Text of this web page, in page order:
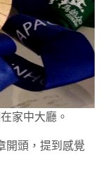
在家中大廳。
開頭，提到感覺